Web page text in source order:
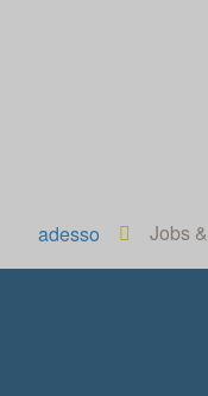
adesso Jobs